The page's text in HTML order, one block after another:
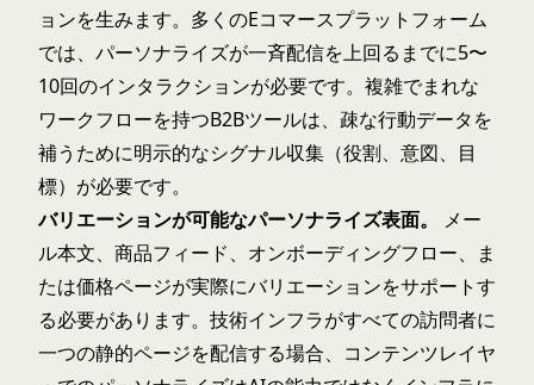
ョンを生みます。多くのEコマースプラットフォーム
では、パーソナライズが一斉配信を上回るまでに5〜
10回のインタラクションが必要です。複雑でまれな
ワークフローを持つB2Bツールは、疎な行動データを
補うために明示的なシグナル収集（役割、意図、目
標）が必要です。
バリエーションが可能なパーソナライズ表面。
メー
ル本文、商品フィード、オンボーディングフロー、ま
たは価格ページが実際にバリエーションをサポートす
る必要があります。技術インフラがすべての訪問者に
一つの静的ページを配信する場合、コンテンツレイヤ